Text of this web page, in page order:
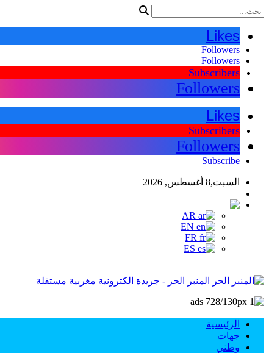
Likes
Followers
Followers
Subscribers
Followers
Likes
Subscribers
Followers
Subscribe
السبت,8 أغسطس, 2026
AR
EN
FR
ES
المنبر الحر - جريدة الكترونية مغربية مستقلة
الرئيسية
جهات
وطني